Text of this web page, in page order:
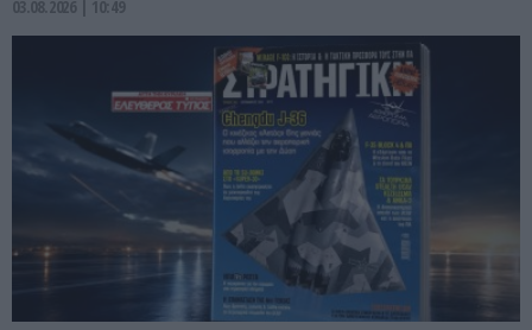
03.08.2026 | 10:49